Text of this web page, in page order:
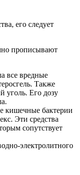
его следует
прописывают
все вредные
Также
уголь. Его дозу
кишечные бактерии
Эти средства
сопутствует
электролитного